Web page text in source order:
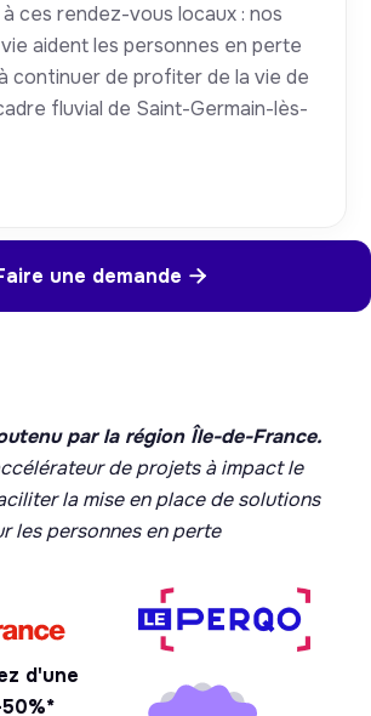
ces rendez-vous locaux : nos
aident les personnes en perte
continuer de profiter de la vie de
fluvial de Saint-Germain-lès-
une demande 
par la région Île-de-France.
de projets à impact le
la mise en place de solutions
les personnes en perte
d'une